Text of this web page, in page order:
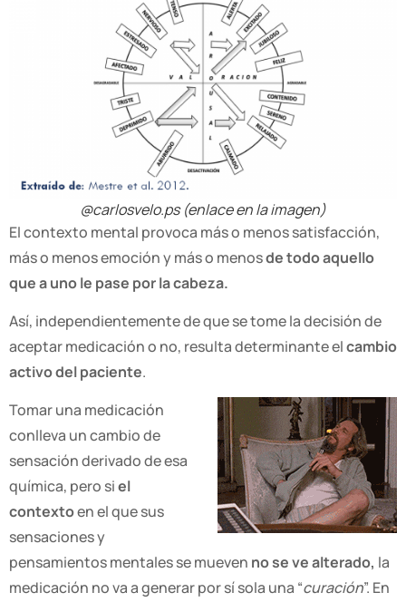
@carlosvelo.ps (enlace en la imagen)
El contexto mental provoca más o menos satisfacción,
más o menos emoción y más o menosde todo aquello
que a uno le pase por la cabeza.
Así, independientemente de que se tome la decisión de
aceptar medicación o no, resulta determinante elcambio
activo del paciente.
Tomar una medicación
conlleva un cambio de
sensación derivado de esa
química, pero siel
contextoen el que sus
sensaciones y
pensamientos mentales se mueven no se ve alterado, la
medicación no va a generar por sí sola una “curación”. En